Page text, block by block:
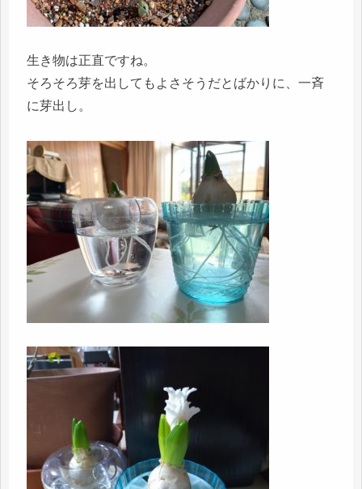
生き物は正直ですね。
そろそろ芽を出してもよさそうだとばかりに、一斉
に芽出し。